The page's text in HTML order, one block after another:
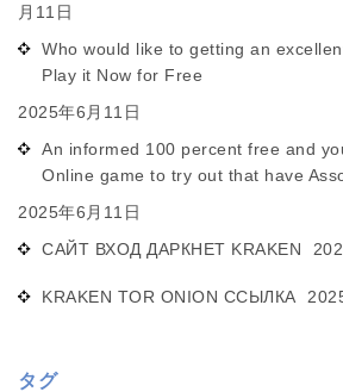
月11日
Who would like to getting an
Play it Now for Free
2025年6月11日
An informed 100 percent free and
Online game to try out that have
2025年6月11日
САЙТ ВХОД ДАРКНЕТ KRAKEN
KRAKEN TOR ONION ССЫЛКА
タグ